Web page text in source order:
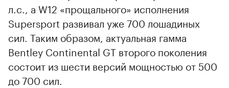
л.с., а W12 «прощального» исполнения
Supersport развивал уже 700 лошадиных
сил. Таким образом, актуальная гамма
Bentley Continental GT второго поколения
состоит из шести версий мощностью от 500
до 700 сил.